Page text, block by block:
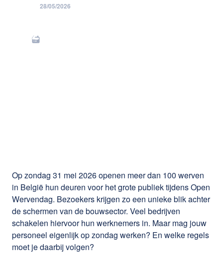
28/05/2026
zondag 31 mei 2026:
mag je jouw
Op zondag 31 mei 2026 openen meer dan 100 werven
in België hun deuren voor het grote publiek tijdens Open
Wervendag. Bezoekers krijgen zo een unieke blik achter
de schermen van de bouwsector. Veel bedrijven
schakelen hiervoor hun werknemers in. Maar mag jouw
personeel eigenlijk op zondag werken? En welke regels
moet je daarbij volgen?